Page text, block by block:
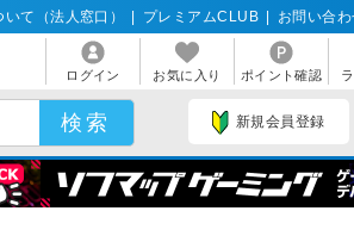
て（法人窓口） プレミアムCLUB お問い合わ
ログイン お気に入り ポイント確認
新規会員登録